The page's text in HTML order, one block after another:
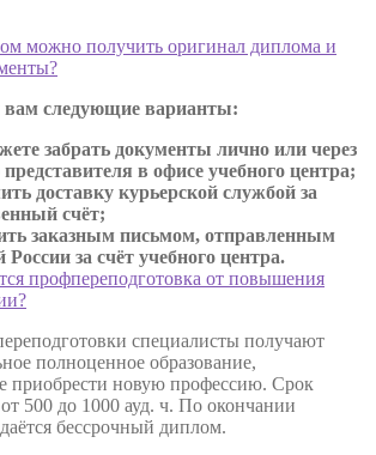
можно получить оригинал диплома и
вам следующие варианты:
забрать документы лично или через
представителя в офисе учебного центра;
доставку курьерской службой за
счёт;
заказным письмом, отправленным
России за счёт учебного центра.
профпереподготовка от повышения
специалисты получают
полноценное образование,
приобрести новую профессию. Срок
500 до 1000 ауд. ч. По окончании
бессрочный диплом.